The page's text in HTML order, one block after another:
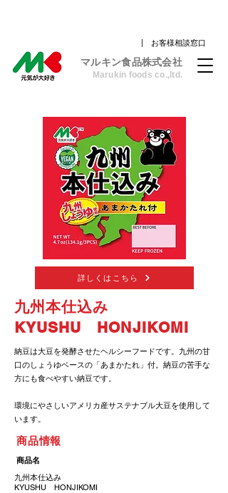
| お客様相談窓口
​マルキン食品株式会社
Marukin foods co.,ltd.
詳しくはこちら
九州本仕込み
KYUSHU HONJIKOMI
納豆は大豆を発酵させたヘルシーフードです。九州の甘
口のしょうゆベースの「あまかたれ」付。納豆の苦手な
方にも食べやすい納豆です。
環境にやさしいアメリカ産サステナブル大豆を使用して
います。
​商品情報
​商品名
九州本仕込み
KYUSHU HONJIKOMI